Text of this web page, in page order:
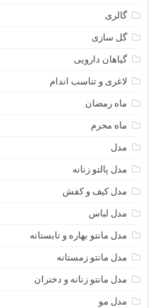
گالری
گل سازی
گیاهان دارویی
لاغری و تناسب اندام
ماه رمضان
ماه محرم
مدل
مدل پالتو زنانه
مدل کیف و کفش
مدل لباس
مدل مانتو بهاره و تابستانه
مدل مانتو زمستانه
مدل مانتو زنانه و دختران
مدل مو